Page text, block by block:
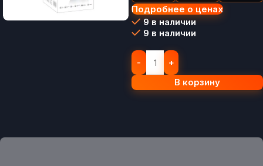
Подробнее о ценах
9 в наличии
9 в наличии
В корзину